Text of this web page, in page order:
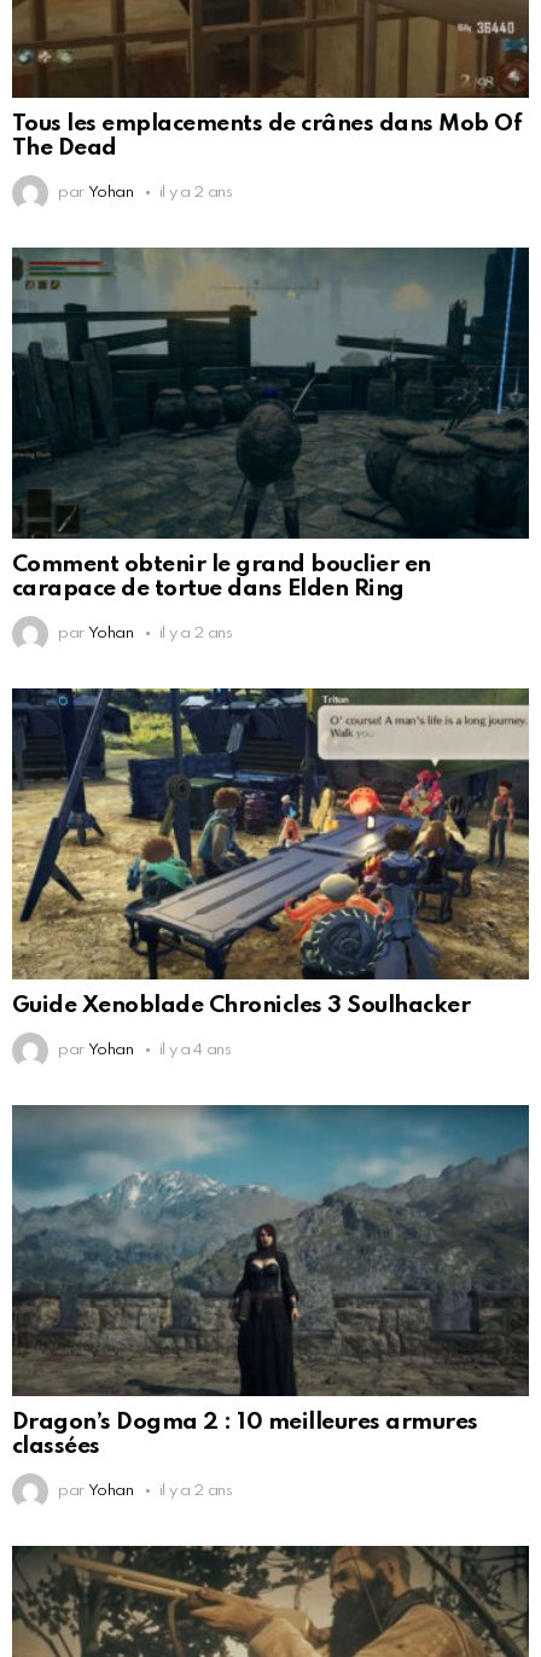
Tous les emplacements de crânes dans Mob Of
The Dead
par Yohan il y a 2 ans
Comment obtenir le grand bouclier en
carapace de tortue dans Elden Ring
par Yohan il y a 2 ans
Guide Xenoblade Chronicles 3 Soulhacker
par Yohan il y a 4 ans
Dragon’s Dogma 2 : 10 meilleures armures
classées
par Yohan il y a 2 ans